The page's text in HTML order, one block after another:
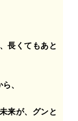
長くてもあと
、
来が、グンと